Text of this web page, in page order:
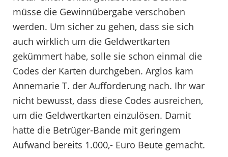
müsse die Gewinnübergabe verschoben
werden. Um sicher zu gehen, dass sie sich
auch wirklich um die Geldwertkarten
gekümmert habe, solle sie schon einmal die
Codes der Karten durchgeben. Arglos kam
Annemarie T. der Aufforderung nach. Ihr war
nicht bewusst, dass diese Codes ausreichen,
um die Geldwertkarten einzulösen. Damit
hatte die Betrüger-Bande mit geringem
Aufwand bereits 1.000,- Euro Beute gemacht.